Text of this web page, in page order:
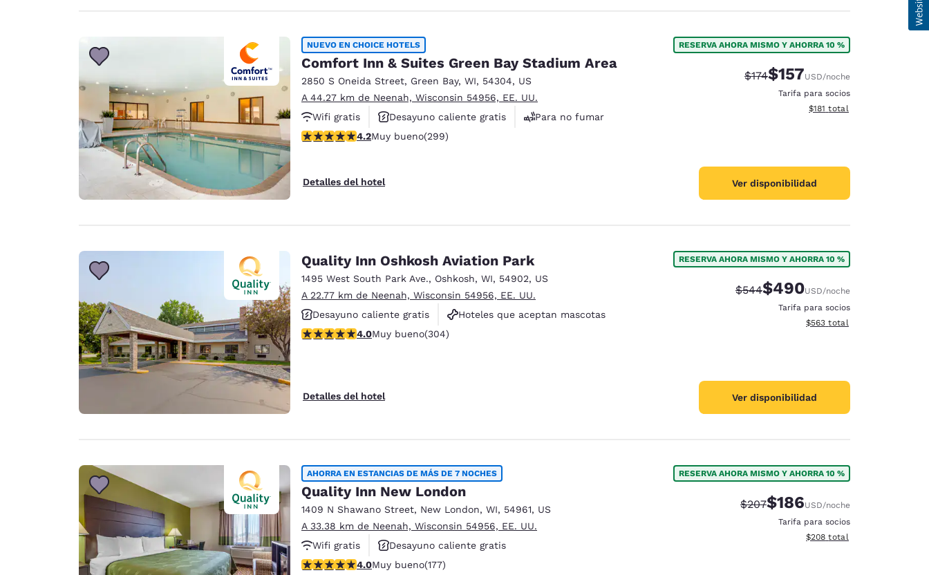
NUEVO EN CHOICE HOTELS
Comfort Inn & Suites Green Bay Stadium Area
2850 S Oneida Street, Green Bay, WI, 54304, US
A 44.27 km de Neenah, Wisconsin 54956, EE. UU.
Wifi gratis
Desayuno caliente gratis
Para no fumar
Calificación de 4.19 estrellas. Muy bueno. 299 reseñas
4.2Muy bueno(299)
Detalles del hotel
RESERVA AHORA MISMO Y AHORRA 10 %
Tarifa tachada:
$174Tarifa reducida:
$157USD/noche
Tarifa para socios
Ver detalles totales
$181 total
Ver disponibilidad
Quality Inn Oshkosh Aviation Park
1495 West South Park Ave., Oshkosh, WI, 54902, US
A 22.77 km de Neenah, Wisconsin 54956, EE. UU.
Desayuno caliente gratis
Hoteles que aceptan mascotas
Para no fumar
Calificación de 4.01 estrellas. Muy bueno. 304 reseñas
4.0Muy bueno(304)
Detalles del hotel
RESERVA AHORA MISMO Y AHORRA 10 %
Tarifa tachada:
$544Tarifa reducida:
$490USD/noche
Tarifa para socios
Ver detalles totales
$563 total
Ver disponibilidad
AHORRA EN ESTANCIAS DE MÁS DE 7 NOCHES
Quality Inn New London
1409 N Shawano Street, New London, WI, 54961, US
A 33.38 km de Neenah, Wisconsin 54956, EE. UU.
Wifi gratis
Desayuno caliente gratis
Hoteles que aceptan mascotas
Calificación de 4.03 estrellas. Muy bueno. 177 reseñas
4.0Muy bueno(177)
RESERVA AHORA MISMO Y AHORRA 10 %
Tarifa tachada:
$207Tarifa reducida:
$186USD/noche
Tarifa para socios
Ver detalles totales
$208 total